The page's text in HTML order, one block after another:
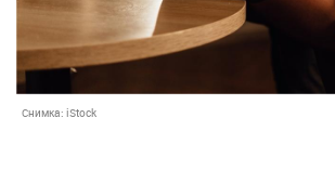
Снимка: iStock